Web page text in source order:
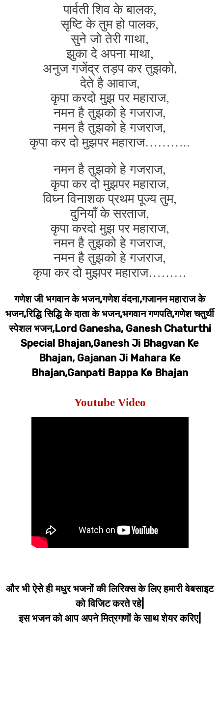
पार्वती शिव के बालक,
सृष्टि के तुम हो पालक,
सुने जो तेरी गाथा,
झुका दे अपना माथा,
अनुज गजेंद्र तड़प कर तुझको,
देते है आवाज,
कृपा करदो मुझ पर महाराज,
नमन है तुझको हे गजराज,
नमन है तुझको हे गजराज,
कृपा कर दो मुझपर महाराज………..
नमन है तुझको हे गजराज,
कृपा कर दो मुझपर महाराज,
विघ्न विनाशक प्रथम पूज्य तुम,
दुनियाँ के सरताज,
कृपा करदो मुझ पर महाराज,
नमन है तुझको हे गजराज,
नमन है तुझको हे गजराज,
कृपा कर दो मुझपर महाराज………
गणेश जी भगवान के भजन,गणेश वंदना,गजानन महाराज के
भजन,रिद्धि सिद्धि के दाता के भजन,भगवान गणपति,गणेश चतुर्थी
स्पेशल भजन,Lord Ganesha, Ganesh Chaturthi
Special Bhajan,Ganesh Ji Bhagvan Ke
Bhajan, Gajanan Ji Mahara Ke
Bhajan,Ganpati Bappa Ke Bhajan
Youtube Video
और भी ऐसे ही मधुर भजनों की लिरिक्स के लिए हमारी वेबसाइट
को विजिट करते रहे|
इस भजन को आप अपने मित्रगणों के साथ शेयर करिए|